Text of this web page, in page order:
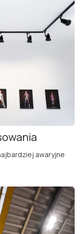
awaryjne